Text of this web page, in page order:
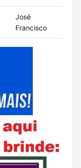
José
Francisco